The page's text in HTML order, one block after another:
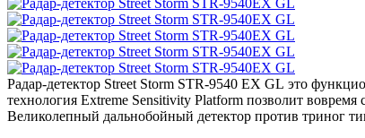
Радар-детектор Street Storm STR-9540 EX GL это
технология Extreme Sensitivity Platform позволит
Великолепный дальнобойный детектор против триног